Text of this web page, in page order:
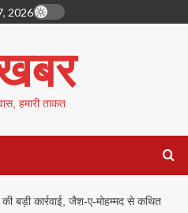
2026
हमारी ताकत
बड़ी कार्रवाई, जैश-ए-मोहम्मद से कथित